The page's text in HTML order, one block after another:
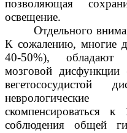
позволяющая
освещение.
Отдельного
К сожалению, многие
40-50%), обладают
мозговой
вегетососудистой
скомпенсироваться
соблюдения общей